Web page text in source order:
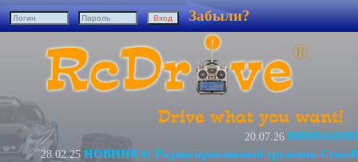
Забыли?
20.07.26 ВНИМАНИЕ!
28.02.25 НОВИНКА! Радиоуправляемый грузовик